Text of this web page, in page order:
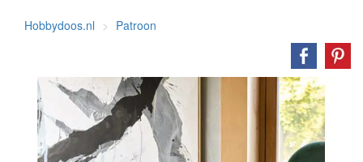
Hobbydoos.nl Patroon